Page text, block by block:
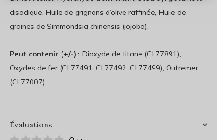
disodique, Huile de grignons d’olive raffinée, Huile de
graines de Simmondsia chinensis (jojoba).
Peut contenir (+/-) : Dioxyde de titane (CI 77891),
Oxydes de fer (CI 77491, CI 77492, CI 77499), Outremer
(CI 77007).
Évaluations